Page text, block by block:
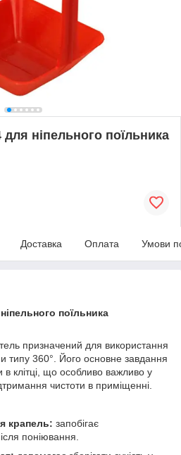
ніпельного поїльника
Доставка Оплата Умови
поїльника
призначений для використання
типу 360°. Його основне завдання
клітці, що особливо важливо у
чистоти в приміщенні.
крапель: запобігає
поніювання.